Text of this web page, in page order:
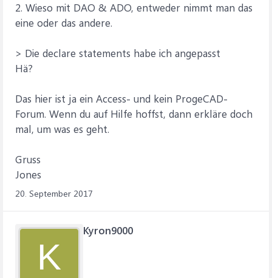
2. Wieso mit DAO & ADO, entweder nimmt man das
eine oder das andere.
> Die declare statements habe ich angepasst
Hä?
Das hier ist ja ein Access- und kein ProgeCAD-
Forum. Wenn du auf Hilfe hoffst, dann erkläre doch
mal, um was es geht.
Gruss
Jones
20. September 2017
K
Kyron9000